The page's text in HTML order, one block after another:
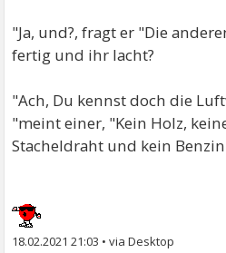
"Ja, und?, fragt er "Die
fertig und ihr lacht?
"Ach, Du kennst doch die
"meint einer, "Kein Holz,
Stacheldraht und kein Benzin
18.02.2021 21:03 •